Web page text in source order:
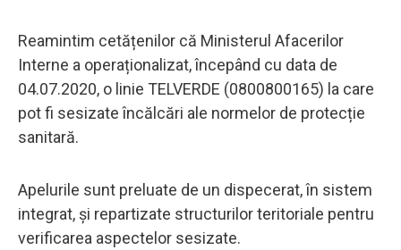
Reamintim cetățenilor că Ministerul Afacerilor
Interne a operaționalizat, începând cu data de
04.07.2020, o linie TELVERDE (0800800165) la care
pot fi sesizate încălcări ale normelor de protecție
sanitară.
Apelurile sunt preluate de un dispecerat, în sistem
integrat, și repartizate structurilor teritoriale pentru
verificarea aspectelor sesizate.